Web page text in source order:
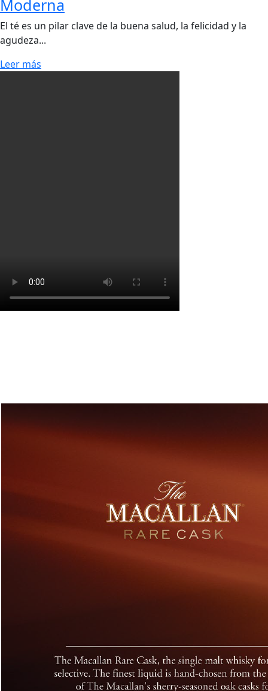
Moderna
El té es un pilar clave de la buena salud, la felicidad y la
agudeza...
Leer más